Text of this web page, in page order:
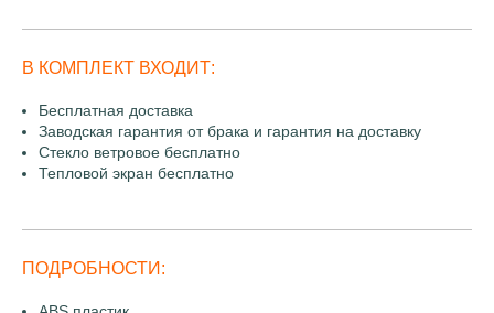
В КОМПЛЕКТ ВХОДИТ:
Бесплатная доставка
Заводская гарантия от брака и гарантия на доставку
Стекло ветровое бесплатно
Тепловой экран бесплатно
ПОДРОБНОСТИ: